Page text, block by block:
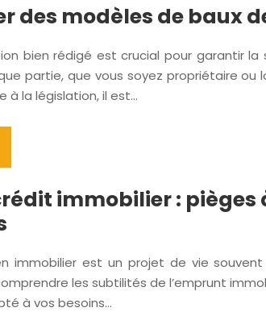
des modèles de baux
bien rédigé est crucial pour garantir
partie, que vous soyez propriétaire ou
à la législation, il est…
immobilier : pièges
immobilier est un projet de vie
les subtilités de l’emprunt
à vos besoins…